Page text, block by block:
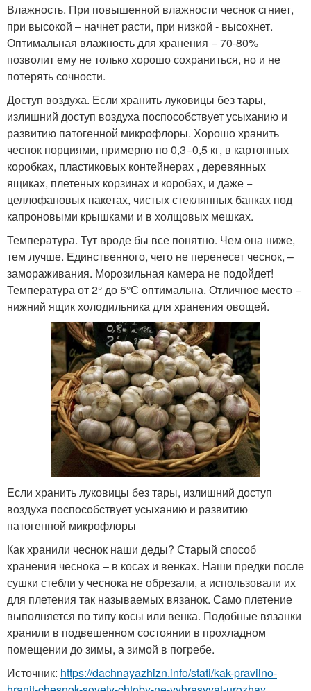
Влажность. При повышенной влажности чеснок сгниет,
при высокой – начнет расти, при низкой - высохнет.
Оптимальная влажность для хранения − 70-80%
позволит ему не только хорошо сохраниться, но и не
потерять сочности.
Доступ воздуха. Если хранить луковицы без тары,
излишний доступ воздуха поспособствует усыханию и
развитию патогенной микрофлоры. Хорошо хранить
чеснок порциями, примерно по 0,3−0,5 кг, в картонных
коробках, пластиковых контейнерах , деревянных
ящиках, плетеных корзинах и коробах, и даже −
целлофановых пакетах, чистых стеклянных банках под
капроновыми крышками и в холщовых мешках.
Температура. Тут вроде бы все понятно. Чем она ниже,
тем лучше. Единственного, чего не перенесет чеснок, –
замораживания. Морозильная камера не подойдет!
Температура от 2° до 5°С оптимальна. Отличное место −
нижний ящик холодильника для хранения овощей.
Если хранить луковицы без тары, излишний доступ
воздуха поспособствует усыханию и развитию
патогенной микрофлоры
Как хранили чеснок наши деды? Старый способ
хранения чеснока – в косах и венках. Наши предки после
сушки стебли у чеснока не обрезали, а использовали их
для плетения так называемых вязанок. Само плетение
выполняется по типу косы или венка. Подобные вязанки
хранили в подвешенном состоянии в прохладном
помещении до зимы, а зимой в погребе.
Источник: https://dachnayazhizn.info/stati/kak-pravilno-